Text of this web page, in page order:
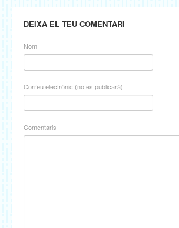
DEIXA EL TEU COMENTARI
Nom
Correu electrònic (no es publicarà)
Comentaris